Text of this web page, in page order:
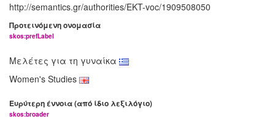
http://semantics.gr/authorities/EKT-voc/1909508050
Προτεινόμενη ονομασία
skos:prefLabel
Μελέτες για τη γυναίκα
Women's Studies
Ευρύτερη έννοια (από ίδιο λεξιλόγιο)
skos:broader